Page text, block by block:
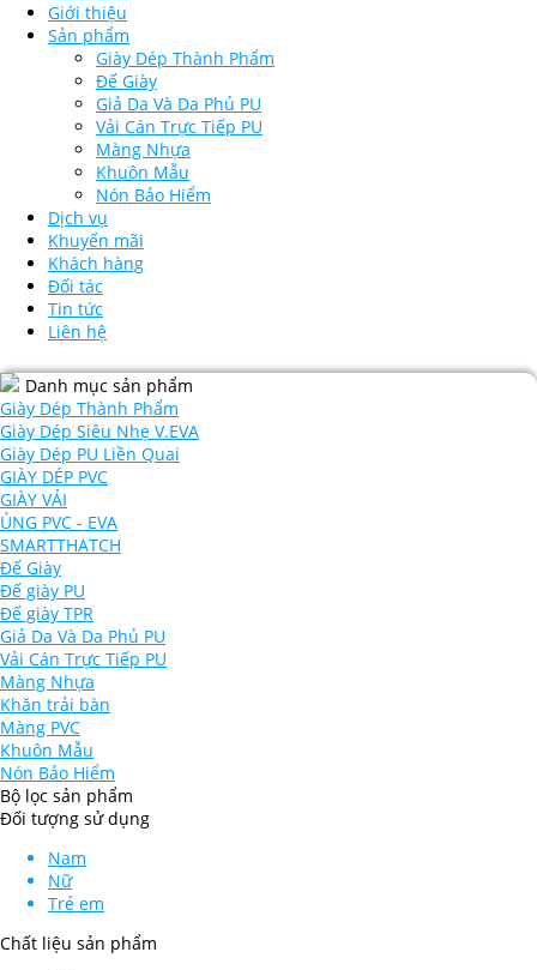
Giới thiệu
Sản phẩm
Giày Dép Thành Phẩm
Đế Giày
Giả Da Và Da Phủ PU
Vải Cán Trực Tiếp PU
Màng Nhựa
Khuôn Mẫu
Nón Bảo Hiểm
Dịch vụ
Khuyến mãi
Khách hàng
Đối tác
Tin tức
Liên hệ
Danh mục sản phẩm
Giày Dép Thành Phẩm
Giày Dép Siêu Nhẹ V.EVA
Giày Dép PU Liền Quai
GIÀY DÉP PVC
GIÀY VẢI
ỦNG PVC - EVA
SMARTTHATCH
Đế Giày
Đế giày PU
Đế giày TPR
Giả Da Và Da Phủ PU
Vải Cán Trực Tiếp PU
Màng Nhựa
Khăn trải bàn
Màng PVC
Khuôn Mẫu
Nón Bảo Hiểm
Bộ lọc sản phẩm
Đối tượng sử dụng
Nam
Nữ
Trẻ em
Chất liệu sản phẩm